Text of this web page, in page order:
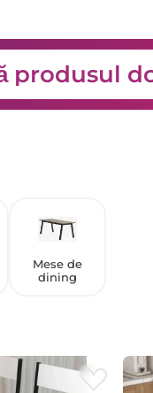
Mese de
dining